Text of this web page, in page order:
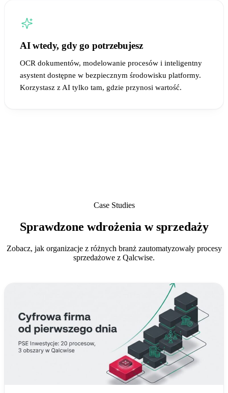
AI wtedy, gdy go potrzebujesz
OCR dokumentów, modelowanie procesów i inteligentny
asystent dostępne w bezpiecznym środowisku platformy.
Korzystasz z AI tylko tam, gdzie przynosi wartość.
Case Studies
Sprawdzone wdrożenia w sprzedaży
Zobacz, jak organizacje z różnych branż zautomatyzowały procesy
sprzedażowe z Qalcwise.